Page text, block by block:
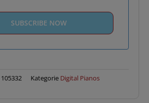
105332 Kategorie Digital Pianos